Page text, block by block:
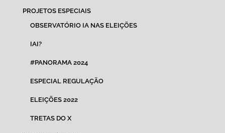
PROJETOS ESPECIAIS
OBSERVATÓRIO IA NAS ELEIÇÕES
IAI?
#PANORAMA 2024
ESPECIAL REGULAÇÃO
ELEIÇÕES 2022
TRETAS DO X